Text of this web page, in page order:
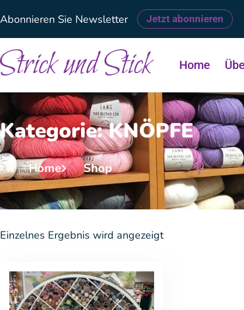
Abonnieren Sie Newsletter Jetzt abonnieren
Strick und Stick Home
Kategorie: KNÖPFE
Home Shop
Einzelnes Ergebnis wird angezeigt